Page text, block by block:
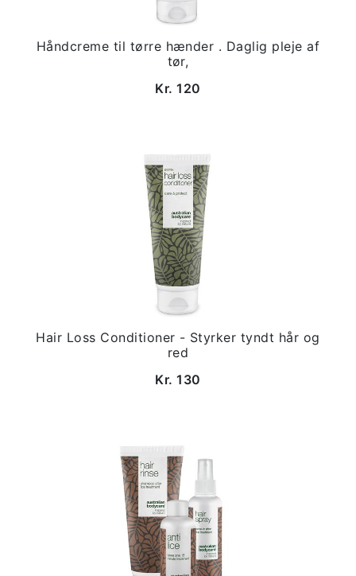
Håndcreme til tørre hænder . Daglig pleje af
tør,
Kr. 120
Hair Loss Conditioner - Styrker tyndt hår og
red
Kr. 130